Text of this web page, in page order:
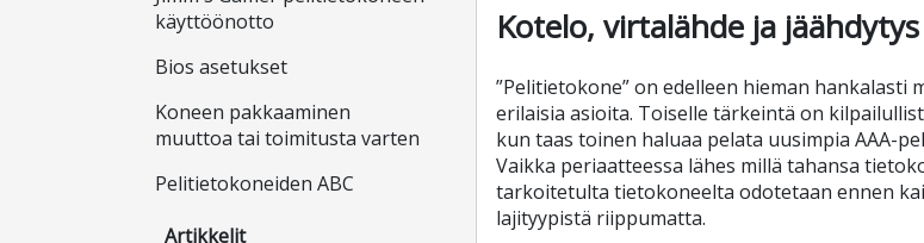
käyttöönotto
Bios asetukset
Koneen pakkaaminen
muuttoa tai toimitusta varten
Pelitietokoneiden ABC
Artikkelit
Kotelo, virtalähde ja jäähdytys
”Pelitietokone” on edelleen hieman
erilaisia asioita. Toiselle tärkeintä on
kun taas toinen haluaa pelata uusimpia AAA-
Vaikka periaatteessa lähes millä tahansa
tarkoitetulta tietokoneelta odotetaan ennen
lajityypistä riippumatta.